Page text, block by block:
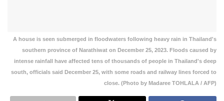
A house is seen submerged in floodwaters following heavy rain in Thailand's
southern province of Narathiwat on December 25, 2023. Floods caused by
intense rainfall have affected tens of thousands of people in Thailand's deep
south, officials said December 25, with some roads and railway lines forced to
close. (Photo by Madaree TOHLALA / AFP)